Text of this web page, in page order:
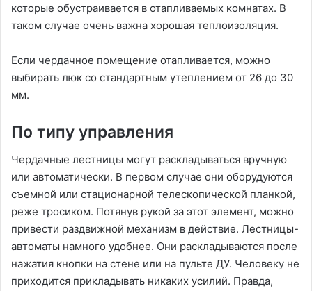
которые обустраивается в отапливаемых комнатах. В
таком случае очень важна хорошая теплоизоляция.
Если чердачное помещение отапливается, можно
выбирать люк со стандартным утеплением от 26 до 30
мм.
По типу управления
Чердачные лестницы могут раскладываться вручную
или автоматически. В первом случае они оборудуются
съемной или стационарной телескопической планкой,
реже тросиком. Потянув рукой за этот элемент, можно
привести раздвижной механизм в действие. Лестницы-
автоматы намного удобнее. Они раскладываются после
нажатия кнопки на стене или на пульте ДУ. Человеку не
приходится прикладывать никаких усилий. Правда,